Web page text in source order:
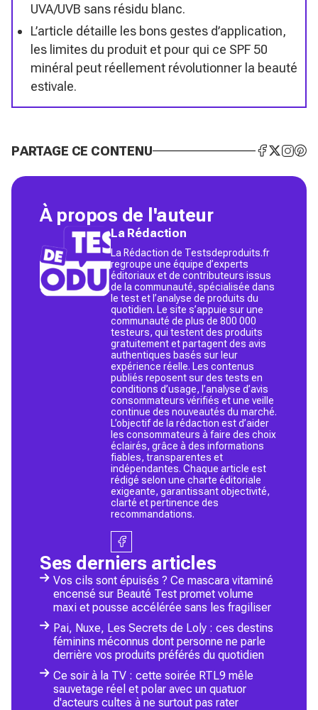
UVA/UVB sans résidu blanc.
L’article détaille les bons gestes d’application,
les limites du produit et pour qui ce SPF 50
minéral peut réellement révolutionner la beauté
estivale.
PARTAGE CE CONTENU
À propos de l'auteur
La Rédaction
La Rédaction de Testsdeproduits.fr
regroupe une équipe d’experts
éditoriaux et de contributeurs issus
de la communauté, spécialisée dans
le test et l’analyse de produits du
quotidien. Le site s’appuie sur une
communauté de plus de 800 000
testeurs, qui testent des produits
gratuitement et partagent des avis
authentiques basés sur leur
expérience réelle. Les contenus
publiés reposent sur des tests en
conditions d’usage, l’analyse d’avis
consommateurs vérifiés et une veille
continue des nouveautés du marché.
L’objectif de la rédaction est d’aider
les consommateurs à faire des choix
éclairés, grâce à des informations
fiables, transparentes et
indépendantes. Chaque article est
rédigé selon une charte éditoriale
exigeante, garantissant objectivité,
clarté et pertinence des
recommandations.
Ses derniers articles
Vos cils sont épuisés ? Ce mascara vitaminé
encensé sur Beauté Test promet volume
maxi et pousse accélérée sans les fragiliser
Pai, Nuxe, Les Secrets de Loly : ces destins
féminins méconnus dont personne ne parle
derrière vos produits préférés du quotidien
Ce soir à la TV : cette soirée RTL9 mêle
sauvetage réel et polar avec un quatuor
d'acteurs cultes à ne surtout pas rater